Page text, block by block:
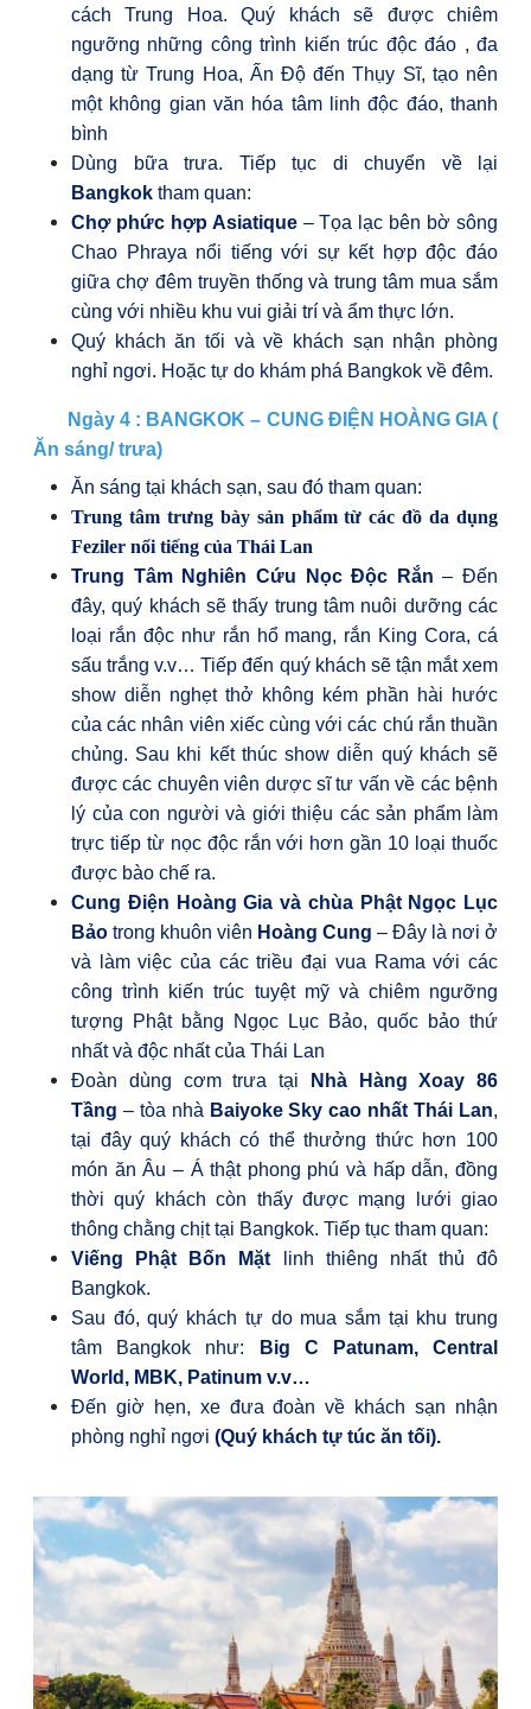
cách Trung Hoa. Quý khách sẽ được chiêm
ngưỡng những công trình kiến trúc độc đáo , đa
dạng từ Trung Hoa, Ấn Độ đến Thụy Sĩ, tạo nên
một không gian văn hóa tâm linh độc đáo, thanh
bình
Dùng bữa trưa. Tiếp tục di chuyển về lại
Bangkok tham quan:
Chợ phức hợp Asiatique – Tọa lạc bên bờ sông
Chao Phraya nổi tiếng với sự kết hợp độc đáo
giữa chợ đêm truyền thống và trung tâm mua sắm
cùng với nhiều khu vui giải trí và ẩm thực lớn.
Quý khách ăn tối và về khách sạn nhận phòng
nghỉ ngơi. Hoặc tự do khám phá Bangkok về đêm.
Ngày 4 : BANGKOK – CUNG ĐIỆN HOÀNG GIA (
Ăn sáng/ trưa)
Ăn sáng tại khách sạn, sau đó tham quan:
Trung tâm trưng bày sản phẩm từ các đồ da dụng
Feziler nổi tiếng của Thái Lan
Trung Tâm Nghiên Cứu Nọc Độc Rắn – Đến
đây, quý khách sẽ thấy trung tâm nuôi dưỡng các
loại rắn độc như rắn hổ mang, rắn King Cora, cá
sấu trắng v.v… Tiếp đến quý khách sẽ tận mắt xem
show diễn nghẹt thở không kém phần hài hước
của các nhân viên xiếc cùng với các chú rắn thuần
chủng. Sau khi kết thúc show diễn quý khách sẽ
được các chuyên viên dược sĩ tư vấn về các bệnh
lý của con người và giới thiệu các sản phẩm làm
trực tiếp từ nọc độc rắn với hơn gần 10 loại thuốc
được bào chế ra.
Cung Điện Hoàng Gia và chùa Phật Ngọc Lục
Bảo trong khuôn viên Hoàng Cung – Đây là nơi ở
và làm việc của các triều đại vua Rama với các
công trình kiến trúc tuyệt mỹ và chiêm ngưỡng
tượng Phật bằng Ngọc Lục Bảo, quốc bảo thứ
nhất và độc nhất của Thái Lan
Đoàn dùng cơm trưa tại
Nhà Hàng Xoay 86
Tầng – tòa nhà Baiyoke Sky cao nhất Thái Lan,
tại đây quý khách có thể thưởng thức hơn 100
món ăn Âu – Á thật phong phú và hấp dẫn, đồng
thời quý khách còn thấy được mạng lưới giao
thông chằng chịt tại Bangkok. Tiếp tục tham quan:
Viếng Phật Bốn Mặt
linh thiêng nhất thủ đô
Bangkok.
Sau đó, quý khách tự do mua sắm tại khu trung
tâm Bangkok như:
Big C Patunam, Central
World, MBK, Patinum v.v…
Đến giờ hẹn, xe đưa đoàn về khách sạn nhận
phòng nghỉ ngơi (Quý khách tự túc ăn tối).